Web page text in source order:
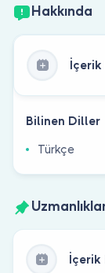
Hakkında
İçerik
Bilinen Diller
Türkçe
İçerik